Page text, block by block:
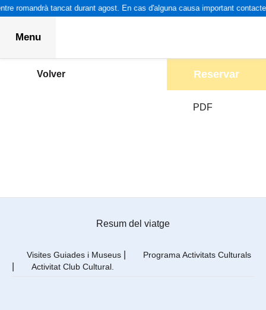
romandrà tancat durant agost. En cas d'alguna causa important
Menu
Volver Reservar
PDF
Resum del viatge
Visites Guiades i Museus Programa Activitats Culturals
Activitat Club Cultural.